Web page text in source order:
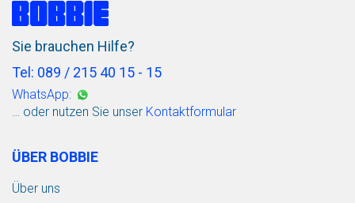
Sie brauchen Hilfe?
Tel: 089 / 215 40 15 - 15
WhatsApp:
… oder nutzen Sie unser Kontaktformular
ÜBER BOBBIE
Über uns